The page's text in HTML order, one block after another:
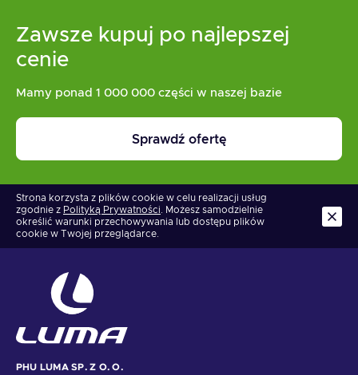
Zawsze kupuj po najlepszej
cenie
Mamy ponad 1 000 000 części w naszej bazie
Sprawdź ofertę
Strona korzysta z plików cookie w celu realizacji usług
zgodnie z Polityką Prywatności. Możesz samodzielnie
określić warunki przechowywania lub dostępu plików
cookie w Twojej przeglądarce.
PHU LUMA SP. Z O. O.